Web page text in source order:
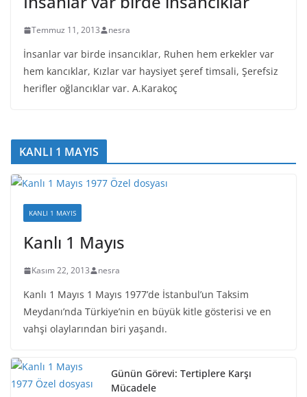
Temmuz 11, 2013 nesra
İnsanlar var birde insancıklar, Ruhen hem erkekler var
hem kancıklar, Kızlar var haysiyet şeref timsali, Şerefsiz
herifler oğlancıklar var. A.Karakoç
KANLI 1 MAYIS
KANLI 1 MAYIS
Kanlı 1 Mayıs
Kasım 22, 2013 nesra
Kanlı 1 Mayıs 1 Mayıs 1977’de İstanbul’un Taksim
Meydanı’nda Türkiye’nin en büyük kitle gösterisi ve en
vahşi olaylarından biri yaşandı.
Günün Görevi: Tertiplere Karşı
Mücadele